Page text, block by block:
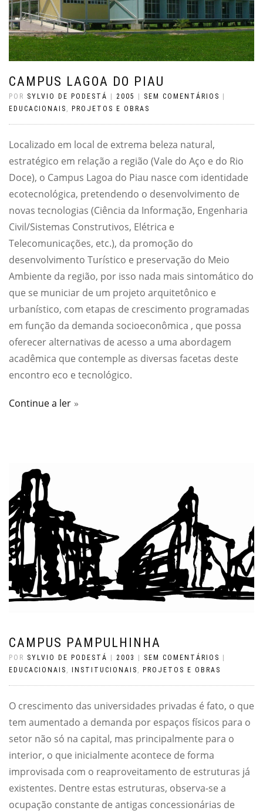
CAMPUS LAGOA DO PIAU
POR SYLVIO DE PODESTÁ 2005 SEM COMENTÁRIOS
EDUCACIONAIS , PROJETOS E OBRAS
Localizado em local de extrema beleza natural,
estratégico em relação a região (Vale do Aço e do Rio
Doce), o Campus Lagoa do Piau nasce com identidade
ecotecnológica, pretendendo o desenvolvimento de
novas tecnologias (Ciência da Informação, Engenharia
Civil/Sistemas Construtivos, Elétrica e
Telecomunicações, etc.), da promoção do
desenvolvimento Turístico e preservação do Meio
Ambiente da região, por isso nada mais sintomático do
que se municiar de um projeto arquitetônico e
urbanístico, com etapas de crescimento programadas
em função da demanda socioeconômica , que possa
oferecer alternativas de acesso a uma abordagem
acadêmica que contemple as diversas facetas deste
encontro eco e tecnológico.
Continue a ler
CAMPUS PAMPULHINHA
POR SYLVIO DE PODESTÁ | 2003 | SEM COMENTÁRIOS |
EDUCACIONAIS
INSTITUCIONAIS PROJETOS E OBRAS
O crescimento das universidades privadas é fato, o que
tem aumentado a demanda por espaços físicos para o
setor não só na capital, mas principalmente para o
interior, o que inicialmente acontece de forma
improvisada com o reaproveitamento de estruturas já
existentes. Dentre estas estruturas, observa-se a
ocupação constante de antigas concessionárias de